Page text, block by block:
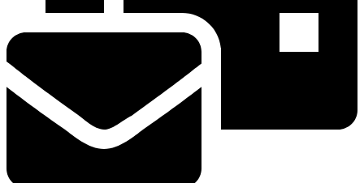
Документы
"Минги Тау"
Виртуальная